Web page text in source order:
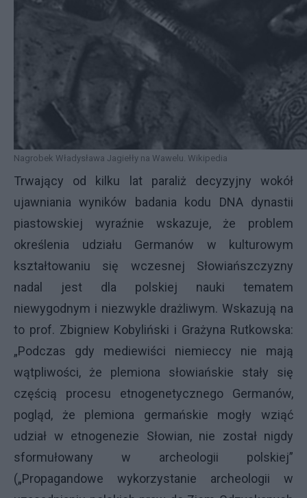
Nagrobek Władysława Jagiełły na Wawelu. Wikipedia
Trwający od kilku lat paraliż decyzyjny wokół
ujawniania wyników badania kodu DNA dynastii
piastowskiej wyraźnie wskazuje, że problem
określenia udziału Germanów w kulturowym
kształtowaniu się wczesnej Słowiańszczyzny
nadal jest dla polskiej nauki tematem
niewygodnym i niezwykle drażliwym. Wskazują na
to prof. Zbigniew Kobyliński i Grażyna Rutkowska:
„Podczas gdy mediewiści niemieccy nie mają
wątpliwości, że plemiona słowiańskie stały się
częścią procesu etnogenetycznego Germanów,
pogląd, że plemiona germańskie mogły wziąć
udział w etnogenezie Słowian, nie został nigdy
sformułowany w archeologii polskiej”
(„Propagandowe wykorzystanie archeologii w